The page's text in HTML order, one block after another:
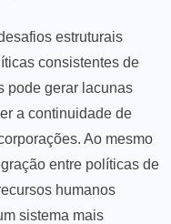
estruturais
consistentes de
pode gerar lacunas
a continuidade de
Ao mesmo
entre políticas de
humanos
sistema mais